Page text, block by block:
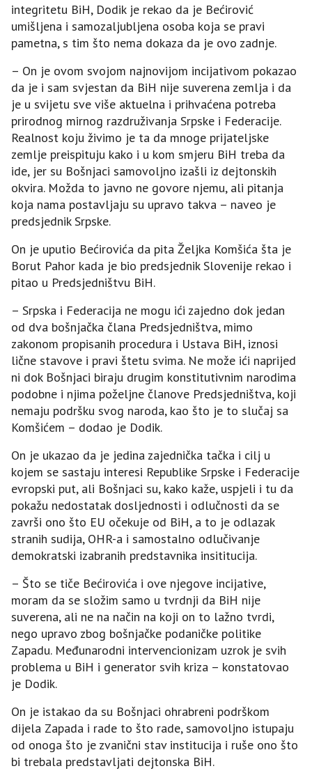
integritetu BiH, Dodik je rekao da je Bećirović
umišljena i samozaljubljena osoba koja se pravi
pametna, s tim što nema dokaza da je ovo zadnje.
– On je ovom svojom najnovijom incijativom pokazao
da je i sam svjestan da BiH nije suverena zemlja i da
je u svijetu sve više aktuelna i prihvaćena potreba
prirodnog mirnog razdruživanja Srpske i Federacije.
Realnost koju živimo je ta da mnoge prijateljske
zemlje preispituju kako i u kom smjeru BiH treba da
ide, jer su Bošnjaci samovoljno izašli iz dejtonskih
okvira. Možda to javno ne govore njemu, ali pitanja
koja nama postavljaju su upravo takva – naveo je
predsjednik Srpske.
On je uputio Bećirovića da pita Željka Komšića šta je
Borut Pahor kada je bio predsjednik Slovenije rekao i
pitao u Predsjedništvu BiH.
– Srpska i Federacija ne mogu ići zajedno dok jedan
od dva bošnjačka člana Predsjedništva, mimo
zakonom propisanih procedura i Ustava BiH, iznosi
lične stavove i pravi štetu svima. Ne može ići naprijed
ni dok Bošnjaci biraju drugim konstitutivnim narodima
podobne i njima poželjne članove Predsjedništva, koji
nemaju podršku svog naroda, kao što je to slučaj sa
Komšićem – dodao je Dodik.
On je ukazao da je jedina zajednička tačka i cilj u
kojem se sastaju interesi Republike Srpske i Federacije
evropski put, ali Bošnjaci su, kako kaže, uspjeli i tu da
pokažu nedostatak dosljednosti i odlučnosti da se
završi ono što EU očekuje od BiH, a to je odlazak
stranih sudija, OHR-a i samostalno odlučivanje
demokratski izabranih predstavnika insititucija.
– Što se tiče Bećirovića i ove njegove incijative,
moram da se složim samo u tvrdnji da BiH nije
suverena, ali ne na način na koji on to lažno tvrdi,
nego upravo zbog bošnjačke podaničke politike
Zapadu. Međunarodni intervencionizam uzrok je svih
problema u BiH i generator svih kriza – konstatovao
je Dodik.
On je istakao da su Bošnjaci ohrabreni podrškom
dijela Zapada i rade to što rade, samovoljno istupaju
od onoga što je zvanični stav institucija i ruše ono što
bi trebala predstavljati dejtonska BiH.